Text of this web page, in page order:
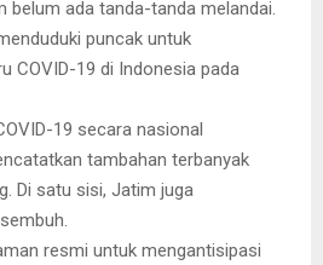
belum ada tanda-tanda melandai.
puncak untuk
COVID-19 di Indonesia pada
19 secara nasional
tambahan terbanyak
Di satu sisi, Jatim juga
resmi untuk mengantisipasi